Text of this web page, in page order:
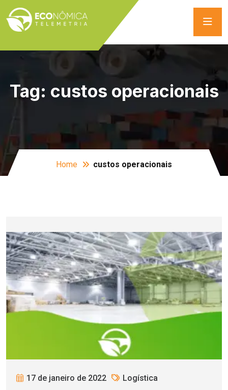
Tag: custos operacionais
Home custos operacionais
17 de janeiro de 2022 Logística